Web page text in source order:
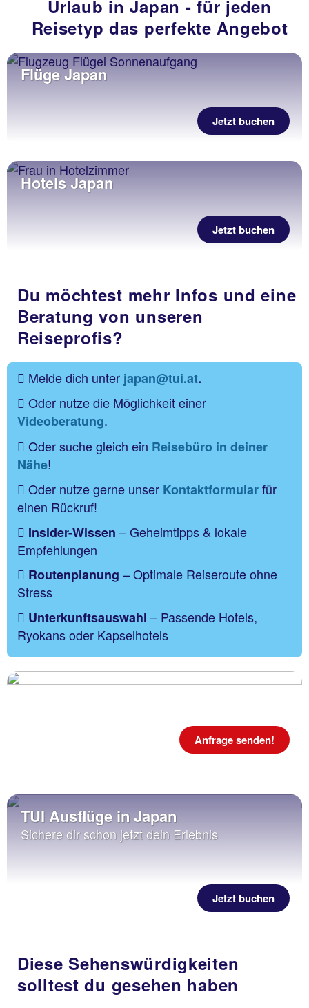
Urlaub in Japan - für jeden
Reisetyp das perfekte Angebot
Flüge Japan
Jetzt buchen
Hotels Japan
Jetzt buchen
Du möchtest mehr Infos und eine
Beratung von unseren
Reiseprofis?
Melde dich unter japan@tui.at.
Oder nutze die Möglichkeit einer
Videoberatung.
Oder suche gleich ein Reisebüro in deiner
Nähe!
Oder nutze gerne unser Kontaktformularfür
einen Rückruf!
Insider-Wissen – Geheimtipps & lokale
Empfehlungen
Routenplanung – Optimale Reiseroute ohne
Stress
Unterkunftsauswahl – Passende Hotels,
Ryokans oder Kapselhotels
Anfrage senden!
TUI Ausflüge in Japan
Sichere dir schon jetzt dein Erlebnis
Jetzt buchen
Diese Sehenswürdigkeiten
solltest du gesehen haben